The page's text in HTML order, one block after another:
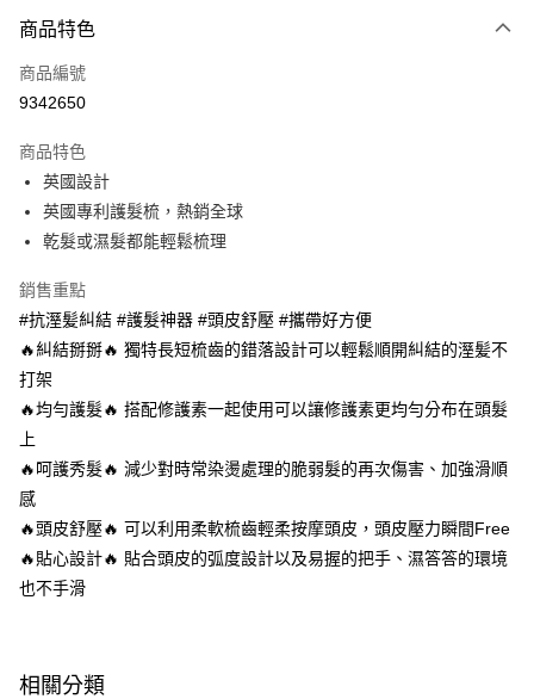
POYA支付
信用卡一次付款
Apple Pay
街口支付
Google Pay
AFTEE先享後付
相關說明
【關於「AFTEE先享後付」】
便利好安心！
１．簡單：不需註冊會員、不需綁卡、不需儲值。
２．便利：只要手機號碼，簡訊認證，即可結帳。
【「AFTEE先享後付」結帳流程】
１．於結帳方式選擇「AFTEE先享後付」後，將跳轉至「AFTEE先享後付」
結帳頁面，進行簡訊認證並確認金額後，即可完成結帳。
※ 請注意：結帳手續完成當下不需立刻繳費，但若您需要取消訂單，請聯絡
運送方式
宅配(廠商直送🚚)
每筆NT$100，滿NT$590(含以上)免運費
宅配(離島廠商直送🚚)
每筆NT$300
商品特色
商品編號
9342650
商品特色
英國設計
英國專利護髮梳，熱銷全球
乾髮或濕髮都能輕鬆梳理
銷售重點
#抗溼髪糾結 #護髮神器 #頭皮舒壓 #攜帶好方便
🔥糾結掰掰🔥 獨特長短梳齒的錯落設計可以輕鬆順開糾結的溼髪不
打架
🔥均勻護髮🔥 搭配修護素一起使用可以讓修護素更均勻分布在頭髮
上
🔥呵護秀髮🔥 減少對時常染燙處理的脆弱髮的再次傷害、加強滑順
感
🔥頭皮舒壓🔥 可以利用柔軟梳齒輕柔按摩頭皮，頭皮壓力瞬間Free
🔥貼心設計🔥 貼合頭皮的弧度設計以及易握的把手、濕答答的環境
也不手滑
相關分類